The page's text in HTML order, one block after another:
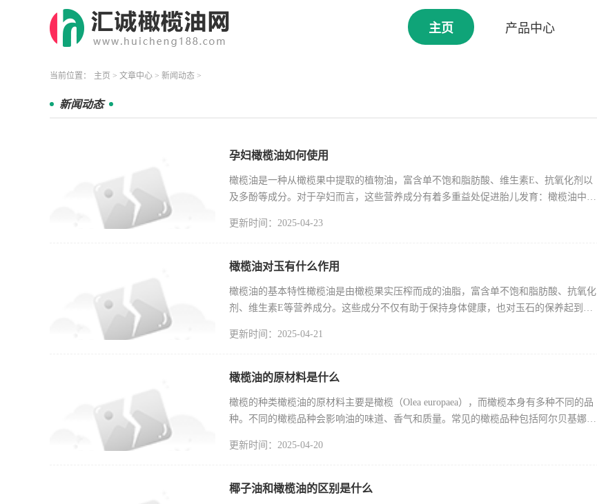
主页 产品中心
当前位置： 主页 > 文章中心 > 新闻动态 >
新闻动态
孕妇橄榄油如何使用
橄榄油是一种从橄榄果中提取的植物油，富含单不饱和脂肪酸、维生素E、抗氧化剂以
及多酚等成分。对于孕妇而言，这些营养成分有着多重益处促进胎儿发育：橄榄油中的
更新时间：2025-04-23
橄榄油对玉有什么作用
橄榄油的基本特性橄榄油是由橄榄果实压榨而成的油脂，富含单不饱和脂肪酸、抗氧化
剂、维生素E等营养成分。这些成分不仅有助于保持身体健康，也对玉石的保养起到了
更新时间：2025-04-21
橄榄油的原材料是什么
橄榄的种类橄榄油的原材料主要是橄榄（Olea europaea），而橄榄本身有多种不同的品
种。不同的橄榄品种会影响油的味道、香气和质量。常见的橄榄品种包括阿尔贝基娜
更新时间：2025-04-20
椰子油和橄榄油的区别是什么